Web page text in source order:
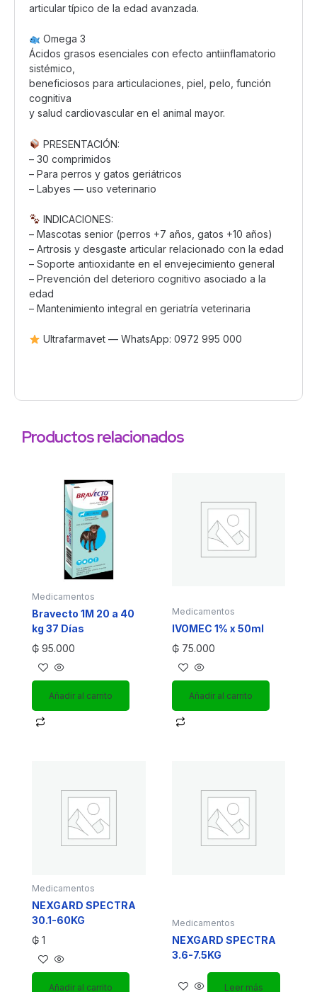
articular típico de la edad avanzada.
Omega 3
Ácidos grasos esenciales con efecto antiinflamatorio
sistémico,
beneficiosos para articulaciones, piel, pelo, función
cognitiva
y salud cardiovascular en el animal mayor.
PRESENTACIÓN:
– 30 comprimidos
– Para perros y gatos geriátricos
– Labyes — uso veterinario
INDICACIONES:
– Mascotas senior (perros +7 años, gatos +10 años)
– Artrosis y desgaste articular relacionado con la edad
– Soporte antioxidante en el envejecimiento general
– Prevención del deterioro cognitivo asociado a la
edad
– Mantenimiento integral en geriatría veterinaria
Ultrafarmavet — WhatsApp: 0972 995 000
Productos relacionados
Medicamentos
Bravecto 1M 20 a 40
kg 37 Días
₲ 95.000
Añadir al carrito
Medicamentos
IVOMEC 1% x 50ml
₲75.000
Añadir al carrito
Medicamentos
NEXGARD SPECTRA
30.1-60KG
₲ 1
Añadir al carrito
Medicamentos
NEXGARD SPECTRA
3.6-7.5KG
Leer más